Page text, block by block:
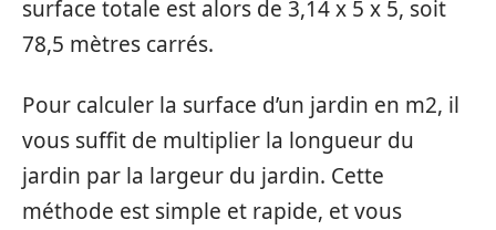
surface totale est alors de 3,14 x 5 x 5, soit
78,5 mètres carrés.
Pour calculer la surface d’un jardin en m2, il
vous suffit de multiplier la longueur du
jardin par la largeur du jardin. Cette
méthode est simple et rapide, et vous